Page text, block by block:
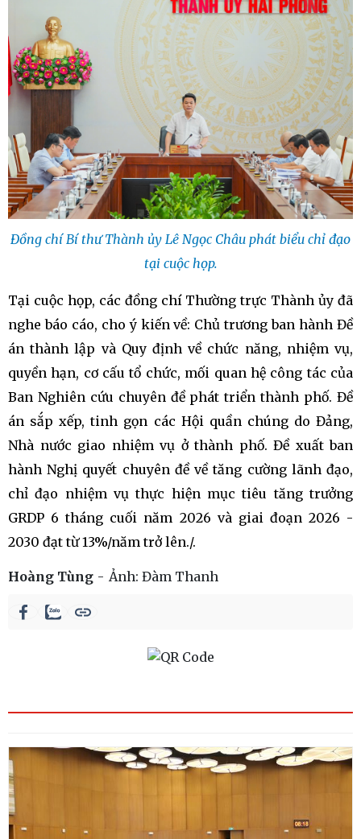
Đồng chí Bí thư Thành ủy Lê Ngọc Châu phát biểu chỉ đạo
tại cuộc họp.
Tại cuộc họp, các đồng chí Thường trực Thành ủy đã
nghe báo cáo, cho ý kiến về: Chủ trương ban hành Đề
án thành lập và Quy định về chức năng, nhiệm vụ,
quyền hạn, cơ cấu tổ chức, mối quan hệ công tác của
Ban Nghiên cứu chuyên đề phát triển thành phố. Đề
án sắp xếp, tinh gọn các Hội quần chúng do Đảng,
Nhà nước giao nhiệm vụ ở thành phố. Đề xuất ban
hành Nghị quyết chuyên đề về tăng cường lãnh đạo,
chỉ đạo nhiệm vụ thực hiện mục tiêu tăng trưởng
GRDP 6 tháng cuối năm 2026 và giai đoạn 2026 -
2030 đạt từ 13%/năm trở lên./.
Hoàng Tùng Ảnh: Đàm Thanh